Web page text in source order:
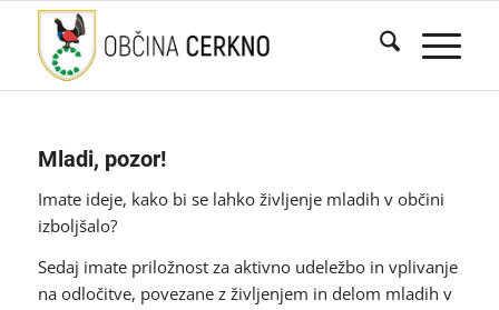
Mladi, pozor!
Imate ideje, kako bi se lahko življenje mladih v občini
izboljšalo?
Sedaj imate priložnost za aktivno udeležbo in vplivanje
na odločitve, povezane z življenjem in delom mladih v